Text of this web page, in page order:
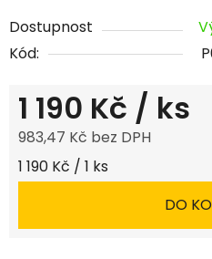
Dostupnost
Kód:
1 190 Kč / ks
983,47 Kč bez DPH
Měrná cena:
1 190 Kč / 1 ks
DO